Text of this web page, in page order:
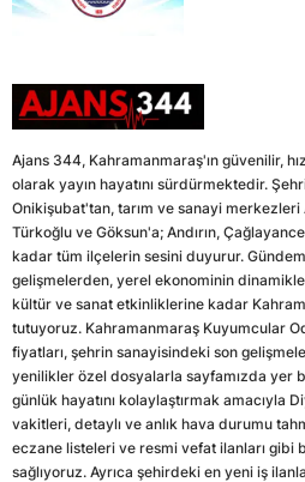
Ajans 344, Kahramanmaraş'ın güvenilir,
olarak yayın hayatını sürdürmektedir.
Onikişubat'tan, tarım ve sanayi merkezleri
Türkoğlu ve Göksun'a; Andırın,
kadar tüm ilçelerin sesini duyurur.
gelişmelerden, yerel ekonominin
kültür ve sanat etkinliklerine kadar
tutuyoruz. Kahramanmaraş Kuyumcular
fiyatları, şehrin sanayisindeki son
yenilikler özel dosyalarla sayfamızda yer
günlük hayatını kolaylaştırmak amacıyla
vakitleri, detaylı ve anlık hava durumu
eczane listeleri ve resmi vefat ilanları gibi
sağlıyoruz. Ayrıca şehirdeki en yeni iş